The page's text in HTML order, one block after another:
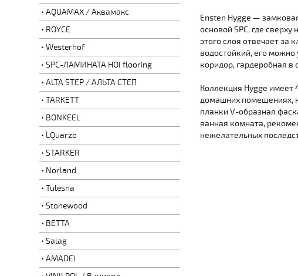
AQUAMAX / Аквамакс
ROYCE
Westerhof
SPC-ЛАМИНАТА HOI flooring
ALTA STEP / АЛЬТА СТЕП
TARKETT
BONKEEL
L`Quarzo
STARKER
Norland
Tulesna
Stonewood
BETTA
Salag
AMADEI
Ensten Hygge —
основой SPC, где
этого слоя отвечает за
водостойкий, его
коридор, гардеробная в
Коллекция Hygge имеет
домашних помещениях,
планки V-образная
ванная комната,
нежелательных